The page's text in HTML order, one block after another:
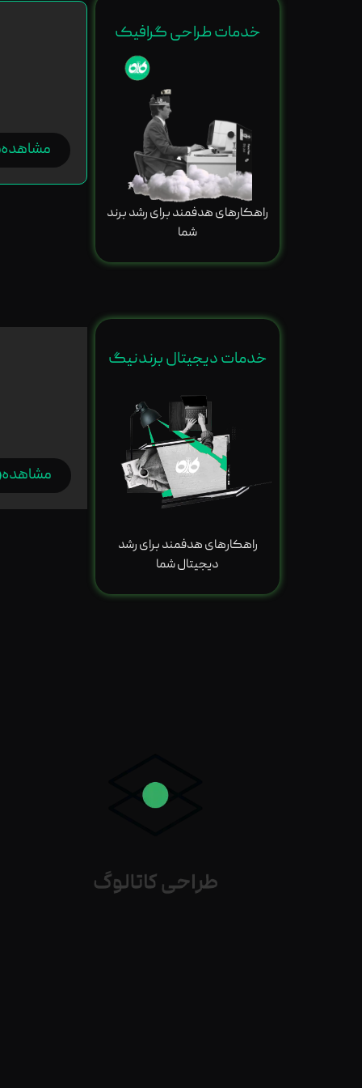
خدمات طراحی گرافیک
راهکارهای هدفمند برای رشد برند
شما
مشاهده
خدمات دیجیتال برندنیگ
راهکارهای هدفمند برای رشد
دیجیتال شما
مشاهده